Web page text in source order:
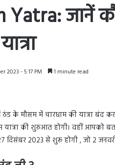
जानें
2023 - 5:17 PM 1 minute read
ठंड के मौसम में चारधाम की यात्रा बंद
की शुरुआत होगी। वहीं आपको
दिसंबर 2023 से शुरू होगी , जो 2